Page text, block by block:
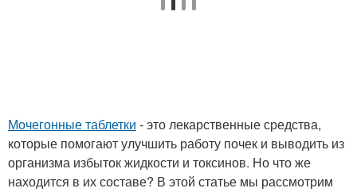
Мочегонные таблетки - это лекарственные средства,
которые помогают улучшить работу почек и выводить из
организма избыток жидкости и токсинов. Но что же
находится в их составе? В этой статье мы рассмотрим